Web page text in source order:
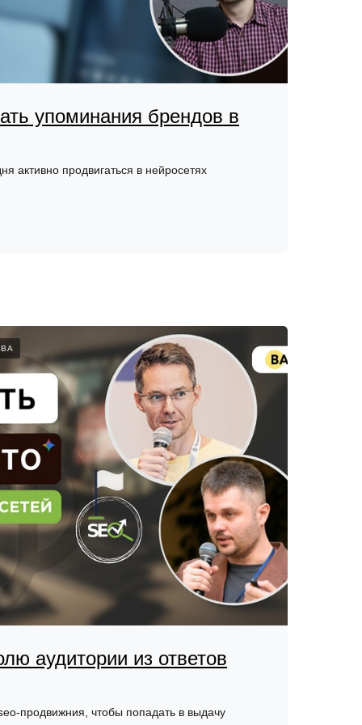
упоминания брендов в
активно продвигаться в нейросетях
аудитории из ответов
продвижния, чтобы попадать в выдачу